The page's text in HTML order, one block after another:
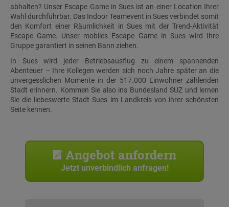
abhalten? Unser Escape Game in Sues ist an einer Location Ihrer
Wahl durchführbar. Das Indoor Teamevent in Sues verbindet somit
den Komfort einer Räumlichkeit in Sues mit der Trend-Aktivität
Escape Game. Unser mobiles Escape Game in Sues wird Ihre
Gruppe garantiert in seinen Bann ziehen.
In Sues wird jeder Betriebsausflug zu einem spannenden
Abenteuer – Ihre Kollegen werden sich noch Jahre später an die
unvergesslichen Momente in der 517.000 Einwohner zählenden
Stadt erinnern. Kommen Sie also ins Bundesland SUZ und lernen
Sie die liebeswerte Stadt Sues im Landkreis von ihrer schönsten
Seite kennen.
Angebot anfordern
Jetzt unverbindlich anfragen!